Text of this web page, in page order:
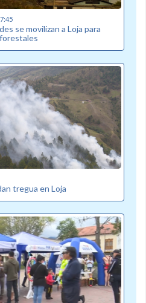
se movilizan a Loja para
tregua en Loja